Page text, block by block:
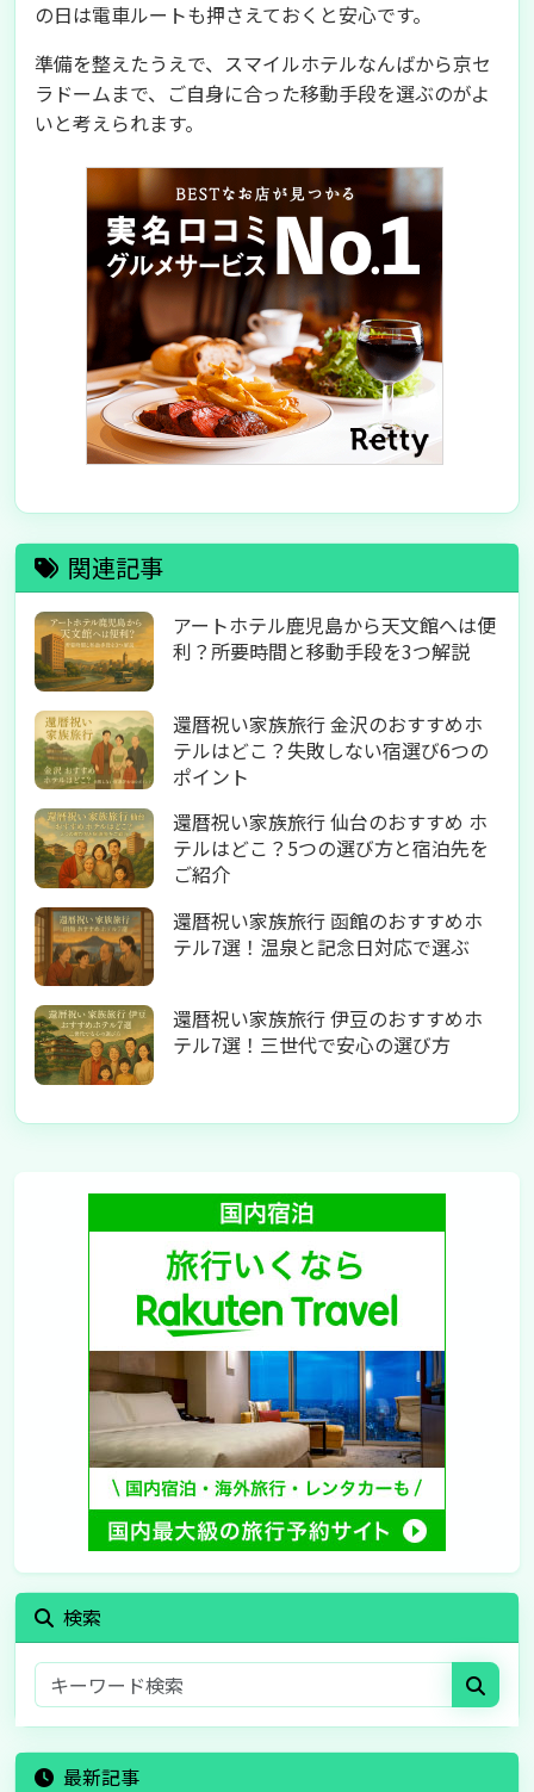
の日は電車ルートも押さえておくと安心です。
準備を整えたうえで、スマイルホテルなんばから京セ
ラドームまで、ご自身に合った移動手段を選ぶのがよ
いと考えられます。
関連記事
アートホテル鹿児島から天文館へは便
利？所要時間と移動手段を3つ解説
還暦祝い家族旅行 金沢のおすすめホ
テルはどこ？失敗しない宿選び6つの
ポイント
還暦祝い家族旅行 仙台のおすすめ ホ
テルはどこ？5つの選び方と宿泊先を
ご紹介
還暦祝い家族旅行 函館のおすすめホ
テル7選！温泉と記念日対応で選ぶ
還暦祝い家族旅行 伊豆のおすすめホ
テル7選！三世代で安心の選び方
検索
最新記事